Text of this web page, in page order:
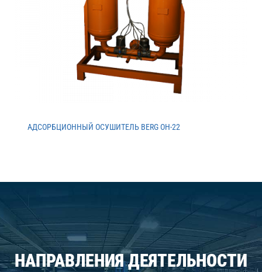
АДСОРБЦИОННЫЙ ОСУШИТЕЛЬ BERG ОH-22
НАПРАВЛЕНИЯ ДЕЯТЕЛЬНОСТИ